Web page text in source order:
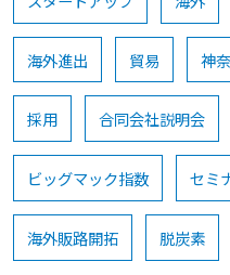
海外進出 貿易 神
採用 合同会社説明会
ビッグマック指数 セミ
海外販路開拓 脱炭素